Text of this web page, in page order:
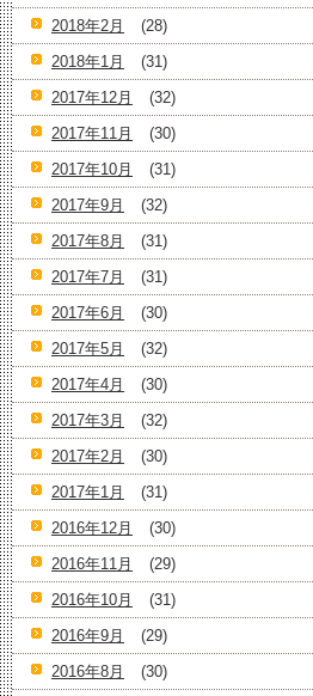
2018年2月
(28)
2018年1月
(31)
2017年12月
(32)
2017年11月
(30)
2017年10月
(31)
2017年9月
(32)
2017年8月
(31)
2017年7月
(31)
2017年6月
(30)
2017年5月
(32)
2017年4月
(30)
2017年3月
(32)
2017年2月
(30)
2017年1月
(31)
2016年12月
(30)
2016年11月
(29)
2016年10月
(31)
2016年9月
(29)
2016年8月
(30)